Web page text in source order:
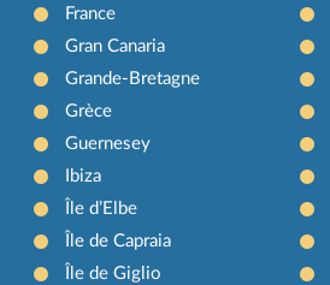
France
Gran Canaria
Grande-Bretagne
Grèce
Guernesey
Ibiza
Île d’Elbe
Île de Capraia
Île de Giglio